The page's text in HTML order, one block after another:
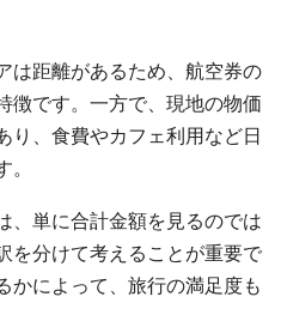
は距離があるため、航空券の
徴です。一方で、現地の物価
り、食費やカフェ利用など日
、単に合計金額を見るのでは
を分けて考えることが重要で
かによって、旅行の満足度も